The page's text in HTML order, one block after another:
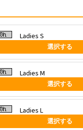
Ladies S
選択する
Ladies M
選択する
Ladies L
選択する